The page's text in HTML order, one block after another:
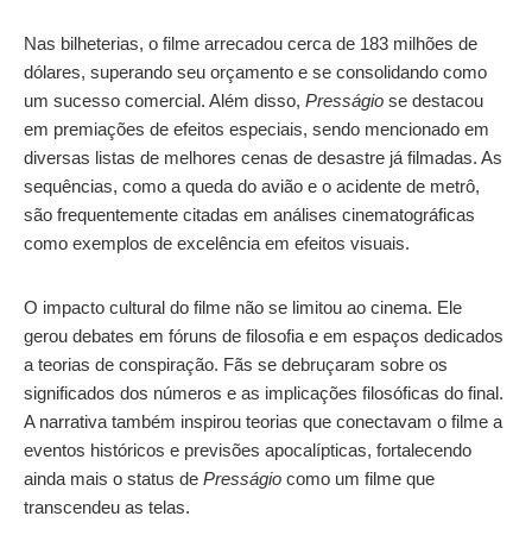
Nas bilheterias, o filme arrecadou cerca de 183 milhões de
dólares, superando seu orçamento e se consolidando como
um sucesso comercial. Além disso, Presságio se destacou
em premiações de efeitos especiais, sendo mencionado em
diversas listas de melhores cenas de desastre já filmadas. As
sequências, como a queda do avião e o acidente de metrô,
são frequentemente citadas em análises cinematográficas
como exemplos de excelência em efeitos visuais.
O impacto cultural do filme não se limitou ao cinema. Ele
gerou debates em fóruns de filosofia e em espaços dedicados
a teorias de conspiração. Fãs se debruçaram sobre os
significados dos números e as implicações filosóficas do final.
A narrativa também inspirou teorias que conectavam o filme a
eventos históricos e previsões apocalípticas, fortalecendo
ainda mais o status de Presságio como um filme que
transcendeu as telas.